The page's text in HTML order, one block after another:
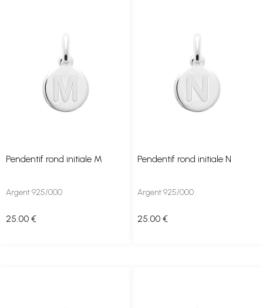
Pendentif rond initiale M
Argent 925/000
25 .00 €
Pendentif rond initiale N
Argent 925/000
25 .00 €